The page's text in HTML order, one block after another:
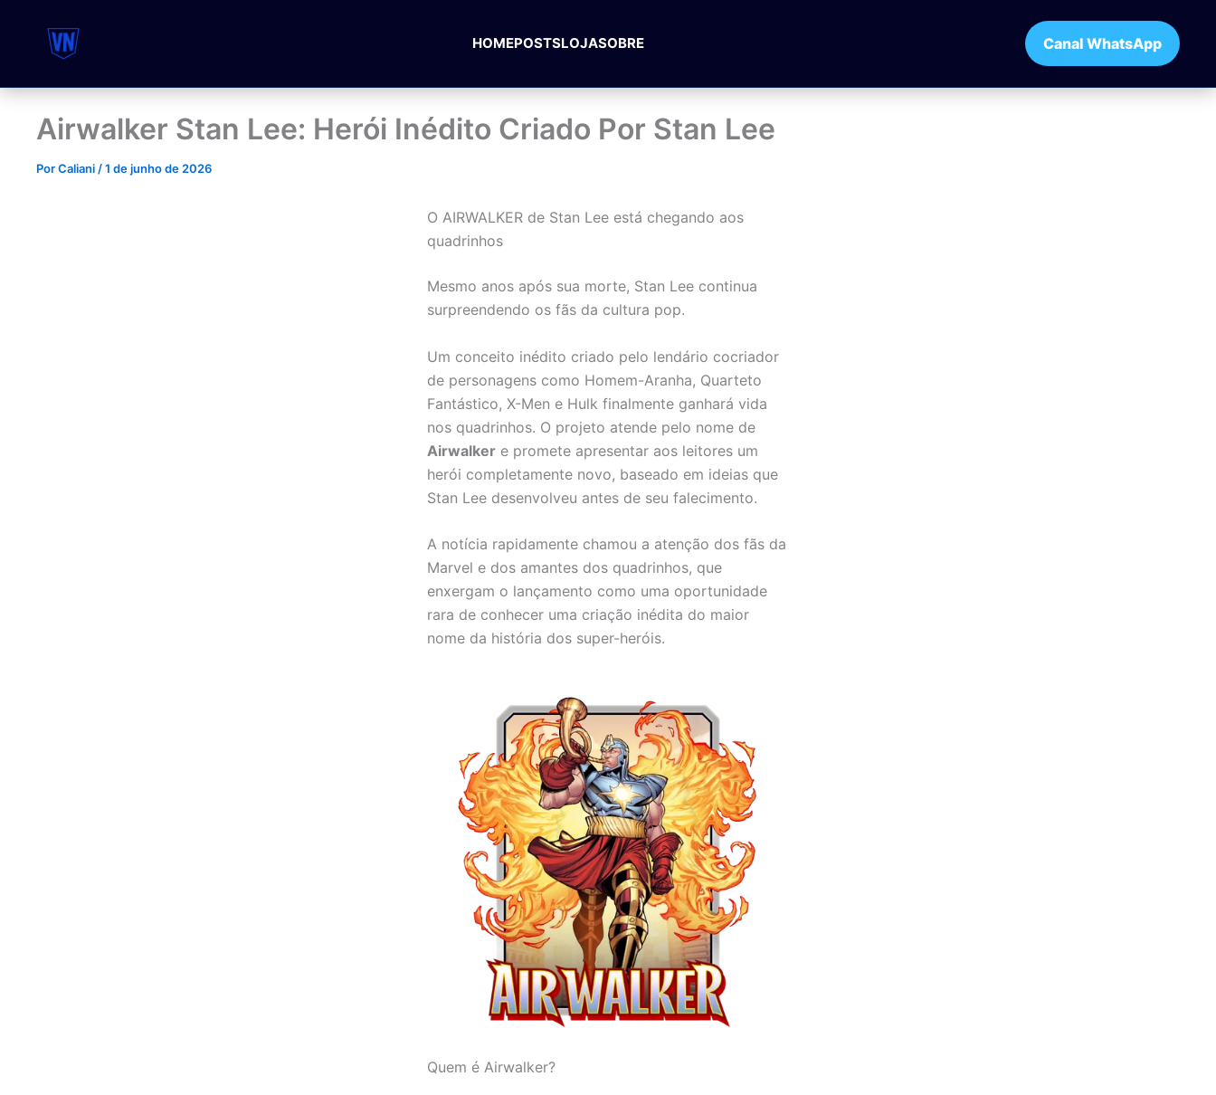
HOMEPOSTSLOJASOBRE Canal WhatsApp
Airwalker Stan Lee: Herói Inédito Criado Por Stan Lee
PorCaliani /1 de junho de 2026
O AIRWALKER de Stan Lee está chegando aos
quadrinhos
Mesmo anos após sua morte, Stan Lee continua
surpreendendo os fãs da cultura pop.
Um conceito inédito criado pelo lendário cocriador
de personagens como Homem-Aranha, Quarteto
Fantástico, X-Men e Hulk finalmente ganhará vida
nos quadrinhos. O projeto atende pelo nome de
Airwalker e promete apresentar aos leitores um
herói completamente novo, baseado em ideias que
Stan Lee desenvolveu antes de seu falecimento.
A notícia rapidamente chamou a atenção dos fãs da
Marvel e dos amantes dos quadrinhos, que
enxergam o lançamento como uma oportunidade
rara de conhecer uma criação inédita do maior
nome da história dos super-heróis.
Quem é Airwalker?